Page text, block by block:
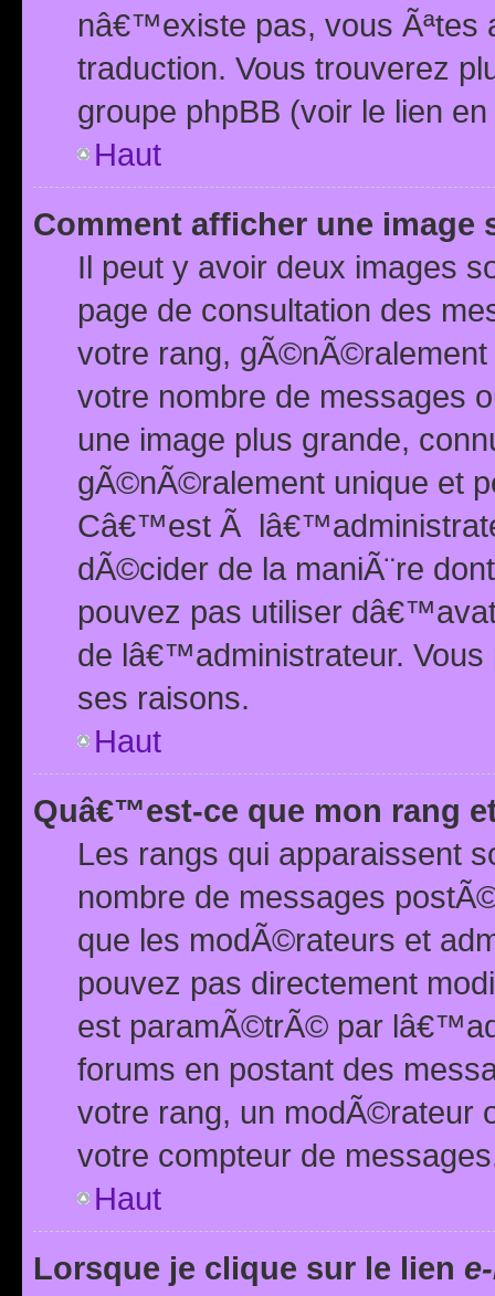
nâ€™existe pas, vous Ãªtes
traduction. Vous trouverez
groupe phpBB (voir le lien
Haut
Comment afficher une image
Il peut y avoir deux images
page de consultation des
votre rang,
votre nombre de messages
une image plus grande,
gÃ©nÃ©ralement unique et
Câ€™est Ã
dÃ©cider de la maniÃ¨re
pouvez pas utiliser
de lâ€™administrateur.
ses raisons.
Haut
Quâ€™est-ce que mon rang
Les rangs qui apparaissent
nombre de messages
que les modÃ©rateurs et
pouvez pas directement
est paramÃ©trÃ© par
forums en postant des
votre rang, un modÃ©rateur
votre compteur de
Haut
Lorsque je clique sur le lien